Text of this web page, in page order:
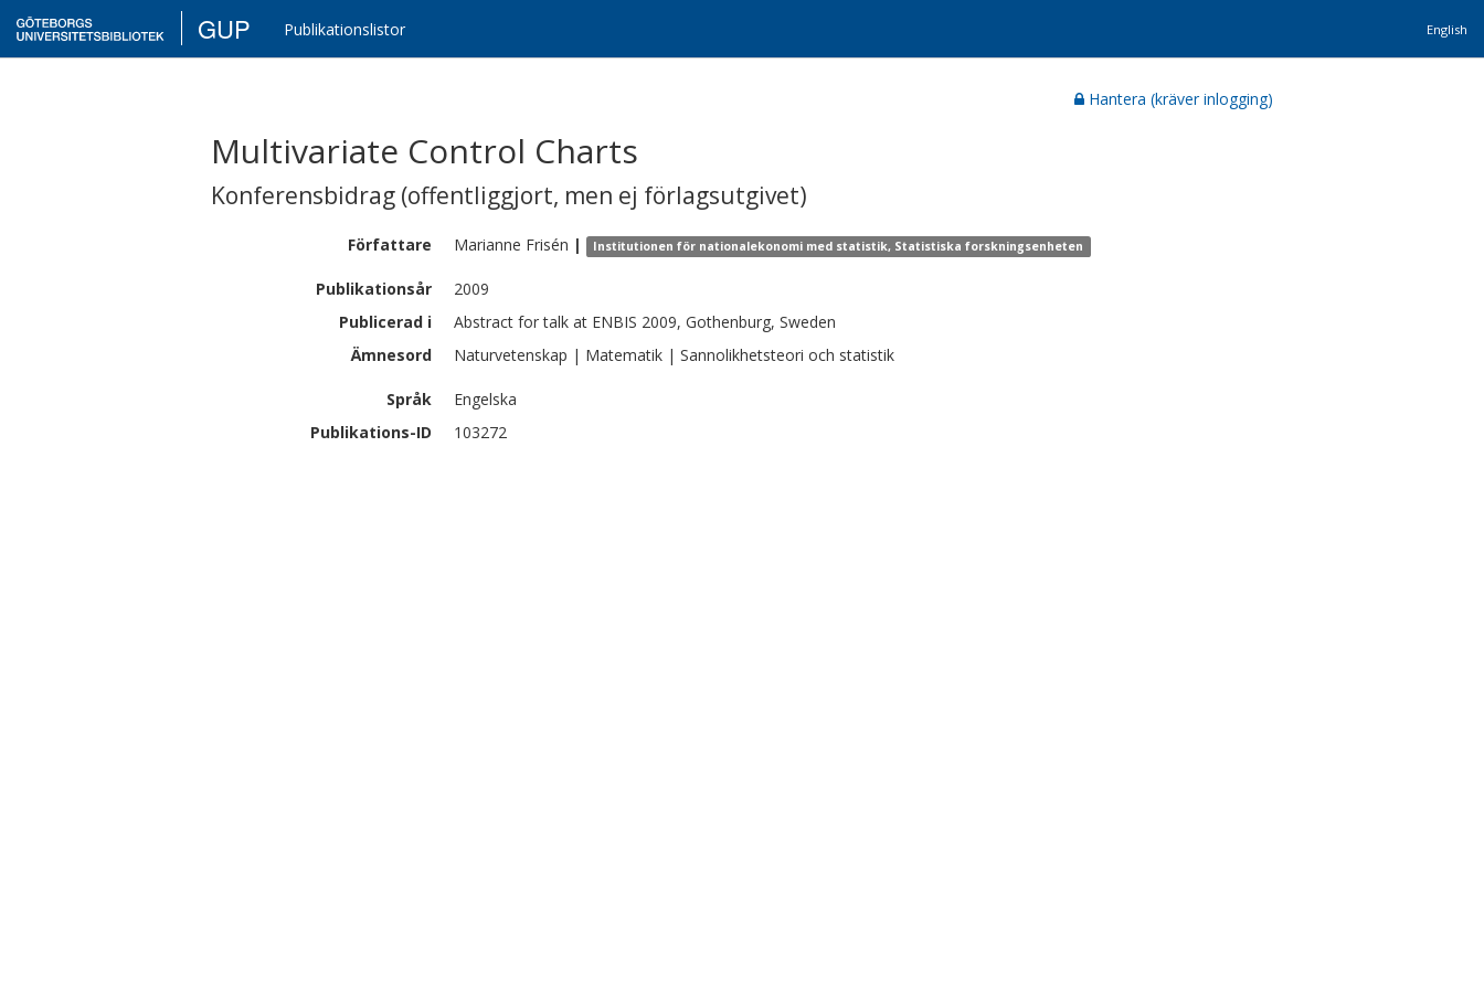
GUP Publikationslistor English
Hantera (kräver inlogging)
Multivariate Control Charts
Konferensbidrag (offentliggjort, men ej förlagsutgivet)
Författare Marianne Frisén | Institutionen för nationalekonomi med statistik, Statistiska forskningsenheten
Publikationsår
2009
Publicerad i
Abstract for talk at ENBIS 2009, Gothenburg, Sweden
Ämnesord
Naturvetenskap | Matematik | Sannolikhetsteori och statistik
Språk
Engelska
Publikations-ID
103272